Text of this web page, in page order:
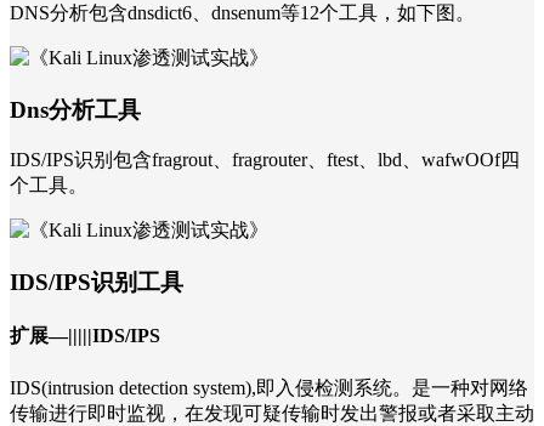
DNS分析包含dnsdict6、dnsenum等12个工具，如下图。
Dns分析工具
IDS/IPS识别包含fragrout、fragrouter、ftest、lbd、wafwOOf四
个工具。
IDS/IPS识别工具
扩展—|||||IDS/IPS
IDS(intrusion detection system),即入侵检测系统。是一种对网络
传输进行即时监视，在发现可疑传输时发出警报或者采取主动